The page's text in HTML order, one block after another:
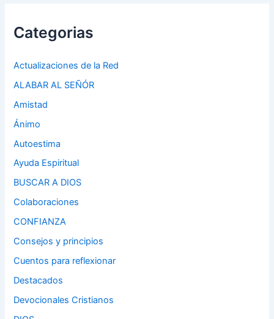
Categorias
Actualizaciones de la Red
ALABAR AL SEÑÓR
Amistad
Ánimo
Autoestima
Ayuda Espiritual
BUSCAR A DIOS
Colaboraciones
CONFIANZA
Consejos y principios
Cuentos para reflexionar
Destacados
Devocionales Cristianos